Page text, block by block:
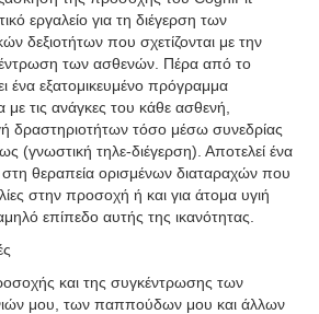
εργαλείο για τη διέγερση των
δεξιοτήτων που σχετίζονται με την
των ασθενών. Πέρα από το
ένα εξατομικευμένο πρόγραμμα
τις ανάγκες του κάθε ασθενή,
δραστηριοτήτων τόσο μέσω συνεδρίας
(γνωστική τηλε-διέγερση). Αποτελεί ένα
θεραπεία ορισμένων διαταραχών που
στην προσοχή ή και για άτομα υγιή
επίπεδο αυτής της ικανότητας.
και της συγκέντρωσης των
μου, των παππούδων μου και άλλων